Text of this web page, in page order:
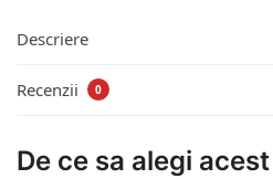
Descriere
Recenzii 0
De ce sa alegi